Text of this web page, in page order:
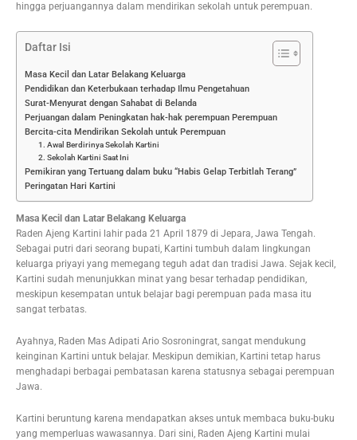
hingga perjuangannya dalam mendirikan sekolah untuk perempuan.
Daftar Isi
Masa Kecil dan Latar Belakang Keluarga
Pendidikan dan Keterbukaan terhadap Ilmu Pengetahuan
Surat-Menyurat dengan Sahabat di Belanda
Perjuangan dalam Peningkatan hak-hak perempuan Perempuan
Bercita-cita Mendirikan Sekolah untuk Perempuan
1. Awal Berdirinya Sekolah Kartini
2. Sekolah Kartini Saat Ini
Pemikiran yang Tertuang dalam buku “Habis Gelap Terbitlah Terang”
Peringatan Hari Kartini
Masa Kecil dan Latar Belakang Keluarga
Raden Ajeng Kartini lahir pada 21 April 1879 di Jepara, Jawa Tengah.
Sebagai putri dari seorang bupati, Kartini tumbuh dalam lingkungan
keluarga priyayi yang memegang teguh adat dan tradisi Jawa. Sejak kecil,
Kartini sudah menunjukkan minat yang besar terhadap pendidikan,
meskipun kesempatan untuk belajar bagi perempuan pada masa itu
sangat terbatas.
Ayahnya, Raden Mas Adipati Ario Sosroningrat, sangat mendukung
keinginan Kartini untuk belajar. Meskipun demikian, Kartini tetap harus
menghadapi berbagai pembatasan karena statusnya sebagai perempuan
Jawa.
Kartini beruntung karena mendapatkan akses untuk membaca buku-buku
yang memperluas wawasannya. Dari sini, Raden Ajeng Kartini mulai